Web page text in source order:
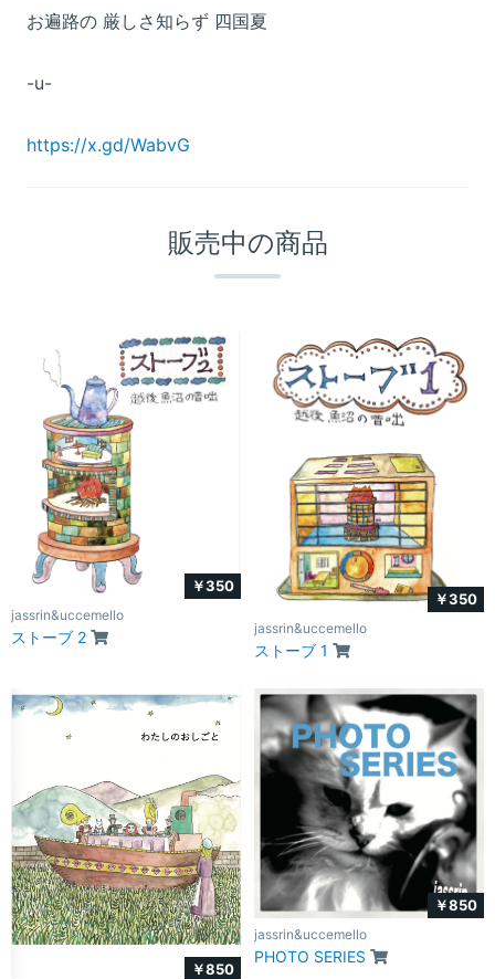
お遍路の 厳しさ知らず 四国夏
-u-
https://x.gd/WabvG
販売中の商品
￥350
jassrin&uccemello
ストーブ 2
￥350
jassrin&uccemello
ストーブ 1
￥850
￥850
jassrin&uccemello
PHOTO SERIES